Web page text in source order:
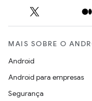
MAIS SOBRE O
Android
Android para empresas
Segurança